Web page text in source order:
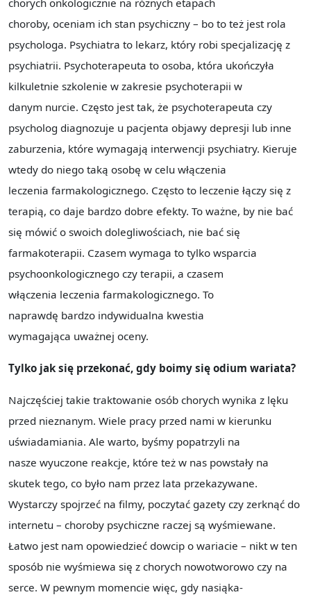
chorych onkologicznie na różnych etapach
choroby, oceniam ich stan psychiczny – bo to też jest rola
psychologa. Psychiatra to lekarz, który robi specjalizację z
psychiatrii. Psychoterapeuta to osoba, która ukończyła
kilkuletnie szkolenie w zakresie psychoterapii w
danym nurcie. Często jest tak, że psychoterapeuta czy
psycholog diagnozuje u pacjenta objawy depresji lub inne
zaburzenia, które wymagają interwencji psychiatry. Kieruje
wtedy do niego taką osobę w celu włączenia
leczenia farmakologicznego. Często to leczenie łączy się z
terapią, co daje bardzo dobre efekty. To ważne, by nie bać
się mówić o swoich dolegliwościach, nie bać się
farmakoterapii. Czasem wymaga to tylko wsparcia
psychoonkologicznego czy terapii, a czasem
włączenia leczenia farmakologicznego. To
naprawdę bardzo indywidualna kwestia
wymagająca uważnej oceny.
Tylko jak się przekonać, gdy boimy się odium wariata?
Najczęściej takie traktowanie osób chorych wynika z lęku
przed nieznanym. Wiele pracy przed nami w kierunku
uświadamiania. Ale warto, byśmy popatrzyli na
nasze wyuczone reakcje, które też w nas powstały na
skutek tego, co było nam przez lata przekazywane.
Wystarczy spojrzeć na filmy, poczytać gazety czy zerknąć do
internetu – choroby psychiczne raczej są wyśmiewane.
Łatwo jest nam opowiedzieć dowcip o wariacie – nikt w ten
sposób nie wyśmiewa się z chorych nowotworowo czy na
serce. W pewnym momencie więc, gdy nasiąka-